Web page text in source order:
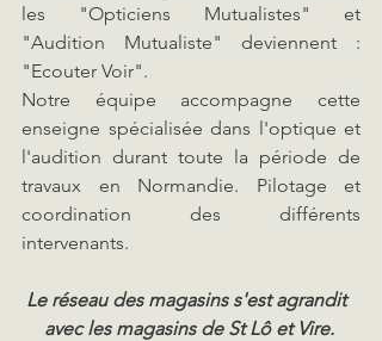
les "Opticiens Mutualistes" et
"Audition Mutualiste" deviennent :
"Ecouter Voir".
Notre équipe accompagne cette
enseigne spécialisée dans l'optique et
l'audition durant toute la période de
travaux en Normandie. Pilotage et
coordination des différents
intervenants.
Le réseau des magasins s'est agrandit
avec les magasins de St Lô et Vire.